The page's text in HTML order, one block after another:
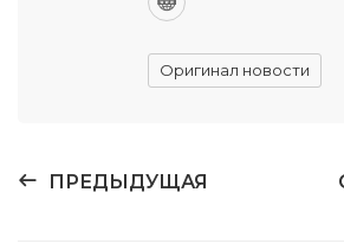
Оригинал новости
ПРЕДЫДУЩАЯ